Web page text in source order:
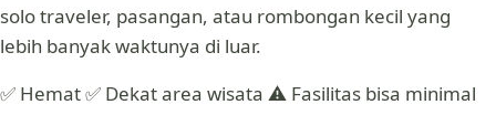
solo traveler, pasangan, atau rombongan kecil yang
lebih banyak waktunya di luar.
✅ Hemat ✅ Dekat area wisata ⚠️ Fasilitas bisa minimal